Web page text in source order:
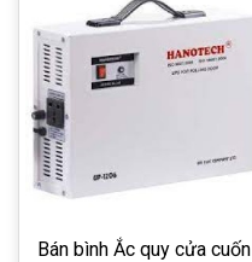
Bán bình Ắc quy cửa cuốn